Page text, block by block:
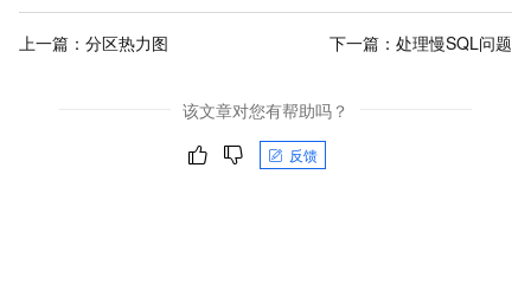
上一篇： 分区热力图 下一篇： 处理慢SQL问题
该文章对您有帮助吗？
反馈